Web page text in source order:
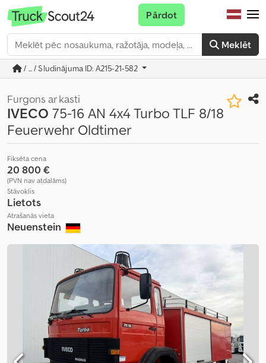
Meklēt
Pārdot
/ ... / Sludinājuma ID: A215-21-582
Furgons ar kasti
IVECO 75-16 AN 4x4 Turbo TLF 8/18
Feuerwehr Oldtimer
Fiksēta cena
20 800 €
(PVN nav atdalāms)
Stāvoklis
Lietots
Atrašanās vieta
Neuenstein